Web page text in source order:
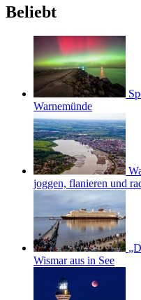
Beliebt
Warnemünde
joggen, flanieren und
Wismar aus in See